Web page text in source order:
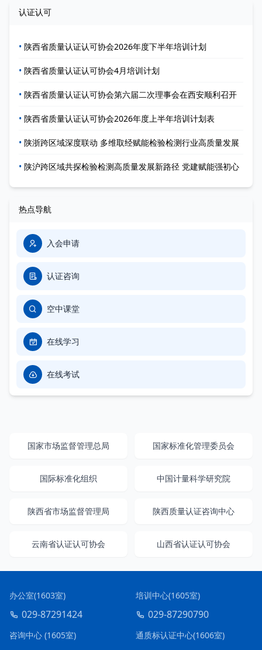
认证认可
• 陕西省质量认证认可协会2026年度下半年培训计划
• 陕西省质量认证认可协会4月培训计划
• 陕西省质量认证认可协会第六届二次理事会在西安顺利召开
• 陕西省质量认证认可协会2026年度上半年培训计划表
• 陕浙跨区域深度联动 多维取经赋能检验检测行业高质量发展
• 陕沪跨区域共探检验检测高质量发展新路径 党建赋能强初心
热点导航
入会申请
认证咨询
空中课堂
在线学习
在线考试
国家市场监督管理总局 国家标准化管理委员会
国际标准化组织 中国计量科学研究院
陕西省市场监督管理局 陕西质量认证咨询中心
云南省认证认可协会 山西省认证认可协会
办公室(1603室)
029-87291424
培训中心(1605室)
029-87290790
咨询中心 (1605室) 通质标认证中心(1606室)